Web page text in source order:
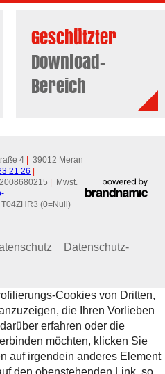
Geschützter
Download-
Bereich
4
39012 Meran
21 26
Mwst.
(0=Null)
Datenschutz-
Cookies von Dritten,
die Ihren Vorlieben
erfahren oder die
möchten, klicken Sie
auf irgendein anderes Element